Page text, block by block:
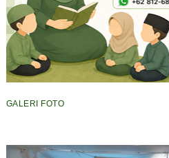
GALERI FOTO